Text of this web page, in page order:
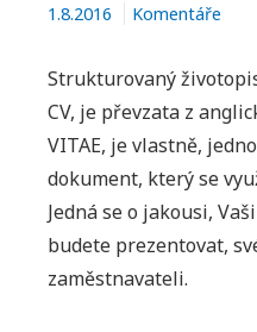
1.8.2016 Komentáře
Strukturovaný
CV, je převzata z
VITAE, je vlastně,
dokument, který se
Jedná se o jakousi,
budete prezentovat,
zaměstnavateli.